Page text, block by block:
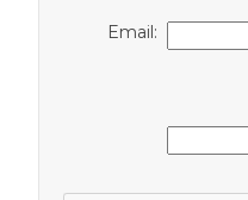
Email: